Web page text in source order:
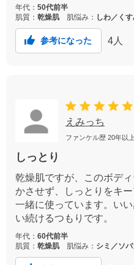
年代： 50代前半
肌質： 乾燥肌 肌悩み： しわ／く
参考になった 4 人
えみっち
ファンケル歴 20年以上
しっとり
乾燥肌ですが、このボデ
かさせず、しっとりをキ
一緒に使っています。い
い続けるつもりです。
年代： 60代前半
肌質： 乾燥肌 肌悩み： シミ／ソ